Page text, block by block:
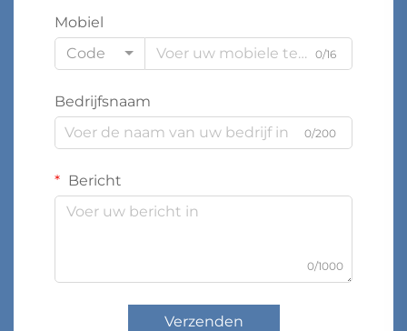
Mobiel
Code
0/16
Bedrijfsnaam
0/200
Bericht
0/1000
Verzenden